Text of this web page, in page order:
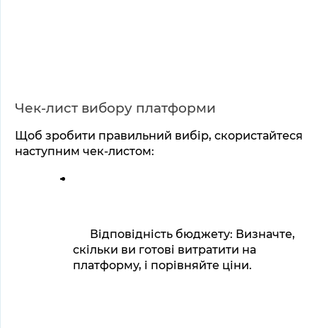
Чек-лист вибору платформи
Щоб зробити правильний вибір, скористайтеся
наступним чек-листом:
Відповідність бюджету: Визначте,
скільки ви готові витратити на
платформу, і порівняйте ціни.